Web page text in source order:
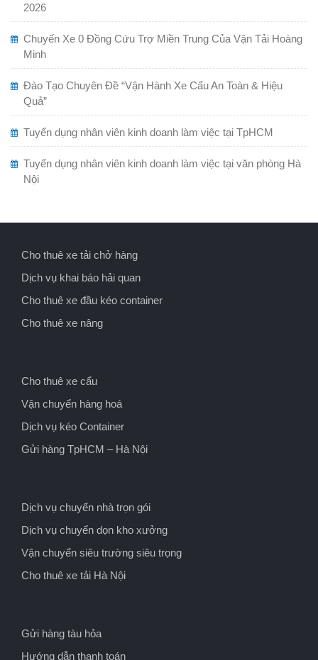
2026
Chuyến Xe 0 Đồng Cứu Trợ Miền Trung Của Vận Tải Hoàng
Minh
Đào Tạo Chuyên Đề “Vận Hành Xe Cẩu An Toàn & Hiệu
Quả”
Tuyển dụng nhân viên kinh doanh làm việc tại TpHCM
Tuyển dụng nhân viên kinh doanh làm việc tại văn phòng Hà
Nội
Cho thuê xe tải chở hàng
Dịch vụ khai báo hải quan
Cho thuê xe đầu kéo container
Cho thuê xe nâng
Cho thuê xe cẩu
Vận chuyển hàng hoá
Dịch vụ kéo Container
Gửi hàng TpHCM – Hà Nội
Dịch vụ chuyển nhà trọn gói
Dịch vụ chuyển dọn kho xưởng
Vận chuyển siêu trường siêu trọng
Cho thuê xe tải Hà Nội
Gửi hàng tàu hỏa
Hướng dẫn thanh toán